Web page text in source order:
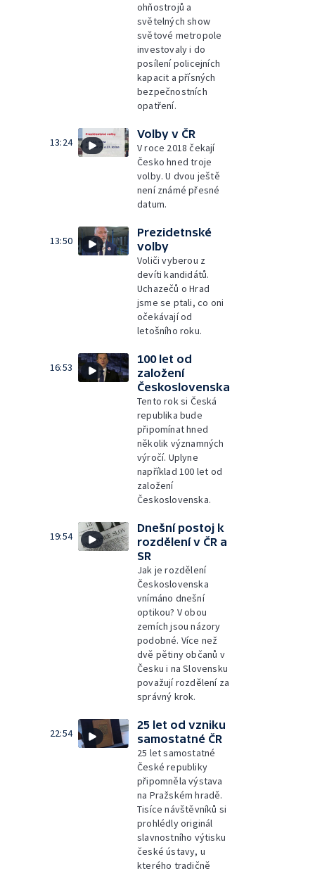
ohňostrojů a
světelných show
světové metropole
investovaly i do
posílení policejních
kapacit a přísných
bezpečnostních
opatření.
13:24
Volby v ČR
V roce 2018 čekají
Česko hned troje
volby. U dvou ještě
není známé přesné
datum.
13:50
Prezidetnské
volby
Voliči vyberou z
devíti kandidátů.
Uchazečů o Hrad
jsme se ptali, co oni
očekávají od
letošního roku.
16:53
100 let od
založení
Československa
Tento rok si Česká
republika bude
připomínat hned
několik významných
výročí. Uplyne
například 100 let od
založení
Československa.
19:54
Dnešní postoj k
rozdělení v ČR a
SR
Jak je rozdělení
Československa
vnímáno dnešní
optikou? V obou
zemích jsou názory
podobné. Více než
dvě pětiny občanů v
Česku i na Slovensku
považují rozdělení za
správný krok.
22:54
25 let od vzniku
samostatné ČR
25 let samostatné
České republiky
připomněla výstava
na Pražském hradě.
Tisíce návštěvníků si
prohlédly originál
slavnostního výtisku
české ústavy, u
kterého tradičně